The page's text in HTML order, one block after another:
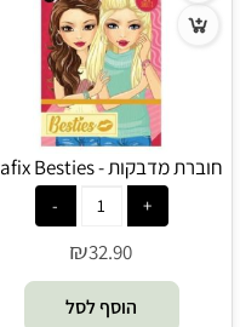
חוברת מדבקות - Grafix Besties
₪32.90
הוסף לסל